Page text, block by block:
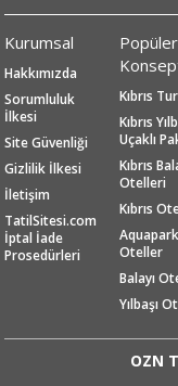
Kurumsal
Hakkımızda
Sorumluluk
İlkesi
Site Güvenliği
Gizlilik İlkesi
İletişim
TatilSitesi.com
İptal İade
Prosedürleri
Kıbrıs
Kıbrıs
Uçaklı
Kıbrıs
Otelleri
Kıbrıs
Oteller
Balayı
Yılbaşı
OZN